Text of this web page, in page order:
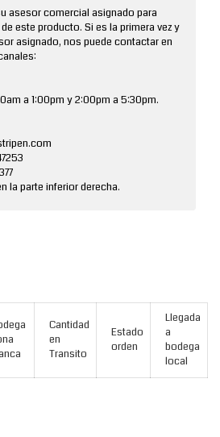
asesor comercial asignado para
este producto. Si es la primera vez y
asignado, nos puede contactar en
a 1:00pm y 2:00pm a 5:30pm.
la parte inferior derecha.
Cantidad
en
Transito
Estado
orden
Llegada
a
bodega
local